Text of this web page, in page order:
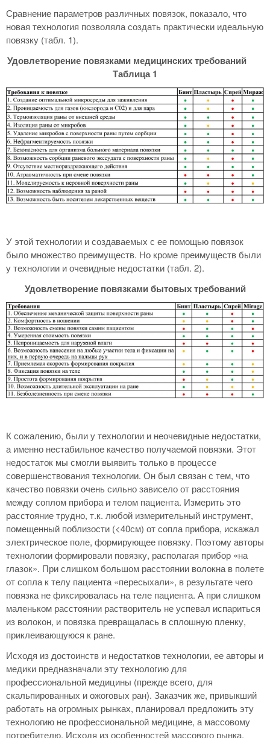
Сравнение параметров различных повязок, показало, что
новая технология позволяла создать практически идеальную
повязку (табл. 1).
Удовлетворение повязками медицинских требований
Таблица 1
У этой технологии и создаваемых с ее помощью повязок
было множество преимуществ. Но кроме преимуществ были
у технологии и очевидные недостатки (табл. 2).
Удовлетворение повязками бытовых требований
К сожалению, были у технологии и неочевидные недостатки,
а именно нестабильное качество получаемой повязки. Этот
недостаток мы смогли выявить только в процессе
совершенствования технологии. Он был связан с тем, что
качество повязки очень сильно зависело от расстояния
между соплом прибора и телом пациента. Измерить это
расстояние трудно, т.к. любой измерительный инструмент,
помещенный поблизости (<40см) от сопла прибора, искажал
электрическое поле, формирующее повязку. Поэтому авторы
технологии формировали повязку, располагая прибор «на
глазок». При слишком большом расстоянии волокна в полете
от сопла к телу пациента «пересыхали», в результате чего
повязка не фиксировалась на теле пациента. А при слишком
маленьком расстоянии растворитель не успевал испариться
из волокон, и повязка превращалась в сплошную пленку,
приклеивающуюся к ране.
Исходя из достоинств и недостатков технологии, ее авторы и
медики предназначали эту технологию для
профессиональной медицины (прежде всего, для
скальпированных и ожоговых ран). Заказчик же, привыкший
работать на огромных рынках, планировал предложить эту
технологию не профессиональной медицине, а массовому
потребителю. Исходя из особенностей массового рынка,